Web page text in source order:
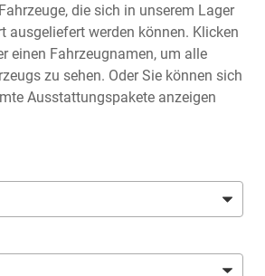
die sich in unserem Lager
ausgeliefert werden können. Klicken
einen Fahrzeugnamen, um alle
zu sehen. Oder Sie können sich
Ausstattungspakete anzeigen